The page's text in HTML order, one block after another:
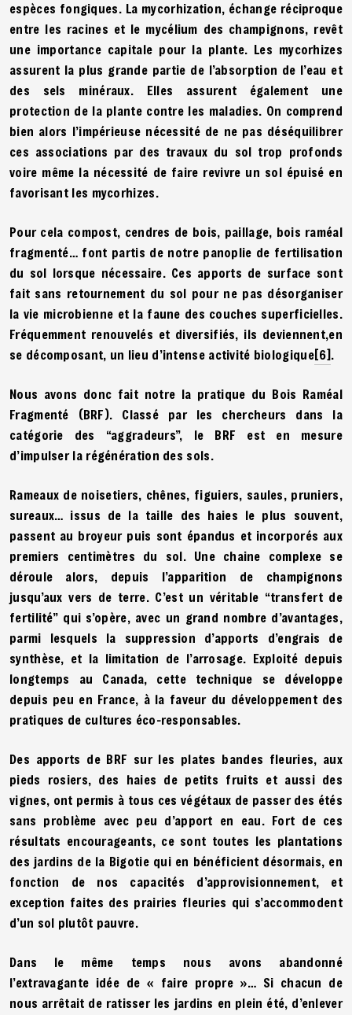
espèces fongiques. La mycorhization, échange réciproque
entre les racines et le mycélium des champignons, revêt
une importance capitale pour la plante. Les mycorhizes
assurent la plus grande partie de l’absorption de l’eau et
des sels minéraux. Elles assurent également une
protection de la plante contre les maladies. On comprend
bien alors l’impérieuse nécessité de ne pas déséquilibrer
ces associations par des travaux du sol trop profonds
voire même la nécessité de faire revivre un sol épuisé en
favorisant les mycorhizes.
Pour cela compost, cendres de bois, paillage, bois raméal
fragmenté… font partis de notre panoplie de fertilisation
du sol lorsque nécessaire. Ces apports de surface sont
fait sans retournement du sol pour ne pas désorganiser
la vie microbienne et la faune des couches superficielles.
Fréquemment renouvelés et diversifiés, ils deviennent,en
se décomposant, un lieu d’intense activité biologique[6].
Nous avons donc fait notre la pratique du Bois Raméal
Fragmenté (BRF). Classé par les chercheurs dans la
catégorie des “aggradeurs”, le BRF est en mesure
d’impulser la régénération des sols.
Rameaux de noisetiers, chênes, figuiers, saules, pruniers,
sureaux… issus de la taille des haies le plus souvent,
passent au broyeur puis sont épandus et incorporés aux
premiers centimètres du sol. Une chaine complexe se
déroule alors, depuis l’apparition de champignons
jusqu’aux vers de terre. C’est un véritable “transfert de
fertilité” qui s’opère, avec un grand nombre d’avantages,
parmi lesquels la suppression d’apports d’engrais de
synthèse, et la limitation de l’arrosage. Exploité depuis
longtemps au Canada, cette technique se développe
depuis peu en France, à la faveur du développement des
pratiques de cultures éco-responsables.
Des apports de BRF sur les plates bandes fleuries, aux
pieds rosiers, des haies de petits fruits et aussi des
vignes, ont permis à tous ces végétaux de passer des étés
sans problème avec peu d’apport en eau. Fort de ces
résultats encourageants, ce sont toutes les plantations
des jardins de la Bigotie qui en bénéficient désormais, en
fonction de nos capacités d’approvisionnement, et
exception faites des prairies fleuries qui s’accommodent
d’un sol plutôt pauvre.
Dans le même temps nous avons abandonné
l’extravagante idée de « faire propre »… Si chacun de
nous arrêtait de ratisser les jardins en plein été, d’enlever